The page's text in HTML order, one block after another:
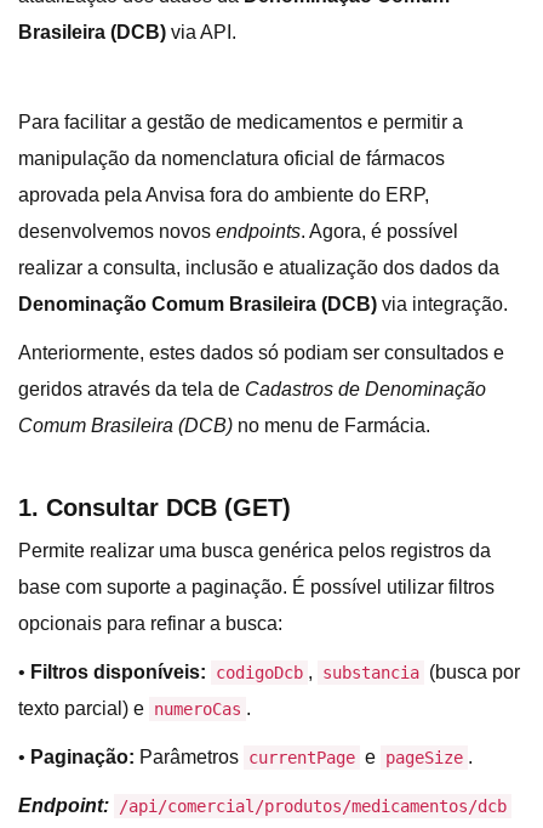
Brasileira (DCB) via API.
Para facilitar a gestão de medicamentos e permitir a
manipulação da nomenclatura oficial de fármacos
aprovada pela Anvisa fora do ambiente do ERP,
desenvolvemos novos endpoints. Agora, é possível
realizar a consulta, inclusão e atualização dos dados da
Denominação Comum Brasileira (DCB) via integração.
Anteriormente, estes dados só podiam ser consultados e
geridos através da tela de Cadastros de Denominação
Comum Brasileira (DCB) no menu de Farmácia.
1. Consultar DCB (GET)
Permite realizar uma busca genérica pelos registros da
base com suporte a paginação. É possível utilizar filtros
opcionais para refinar a busca:
• Filtros disponíveis: codigoDcb , substancia (busca por
texto parcial) e numeroCas .
• Paginação: Parâmetros currentPage e pageSize .
Endpoint: /api/comercial/produtos/medicamentos/dcb